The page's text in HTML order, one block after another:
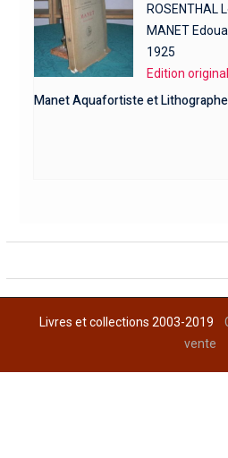
ROSENTHAL
MANET
1925
Edition
Manet Aquafortiste et
Livres et collections 2003-2019
vente